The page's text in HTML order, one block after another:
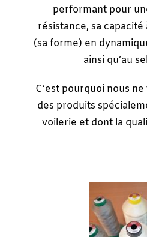
performant pour
résistance, sa
(sa forme) en
ainsi qu’au
C’est pourquoi nous
des produits
voilerie et dont la